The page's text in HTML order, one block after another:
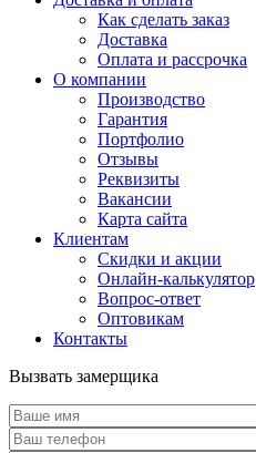
Как сделать заказ
Доставка
Оплата и рассрочка
О компании
Производство
Гарантия
Портфолио
Отзывы
Реквизиты
Вакансии
Карта сайта
Клиентам
Скидки и акции
Онлайн-калькулятор
Вопрос-ответ
Оптовикам
Контакты
Вызвать замерщика